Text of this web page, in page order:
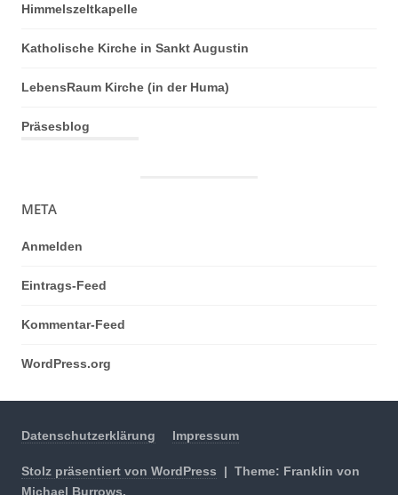
Himmelszeltkapelle
Katholische Kirche in Sankt Augustin
LebensRaum Kirche (in der Huma)
Präsesblog
META
Anmelden
Eintrags-Feed
Kommentar-Feed
WordPress.org
Datenschutzerklärung Impressum
Stolz präsentiert von WordPress | Theme: Franklin von
Michael Burrows.